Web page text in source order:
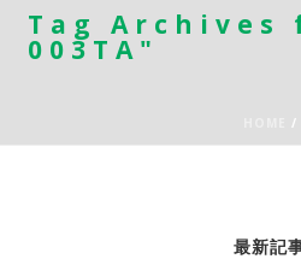
Tag Archives
003TA"
/
最新記